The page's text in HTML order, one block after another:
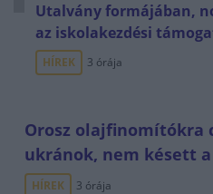
Utalvány formájában,
az iskolakezdési
HÍREK 3 órája
Orosz olajfinomítókra
ukránok, nem késett a
HÍREK 3 órája